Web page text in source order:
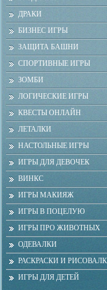
ДРАКИ
БИЗНЕС ИГРЫ
ЗАЩИТА БАШНИ
СПОРТИВНЫЕ ИГРЫ
ЗОМБИ
ЛОГИЧЕСКИЕ ИГРЫ
КВЕСТЫ ОНЛАЙН
ЛЕТАЛКИ
НАСТОЛЬНЫЕ ИГРЫ
ИГРЫ ДЛЯ ДЕВОЧЕК
ВИНКС
ИГРЫ МАКИЯЖ
ИГРЫ В ПОЦЕЛУЮ
ИГРЫ ПРО ЖИВОТНЫХ
ОДЕВАЛКИ
РАСКРАСКИ И
ИГРЫ ДЛЯ ДЕТЕЙ